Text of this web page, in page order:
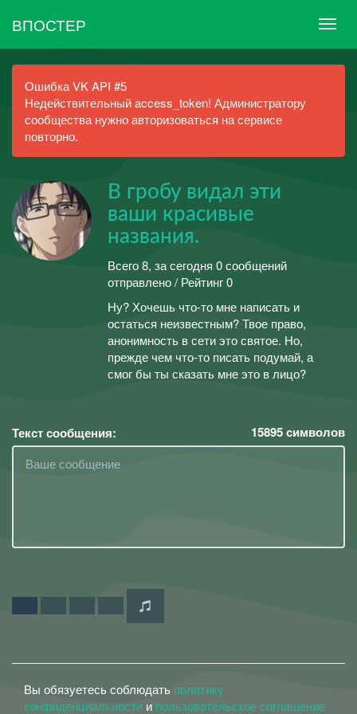
ВПОСТЕР
Ошибка VK API #5
Недействительный access_token! Администратору
сообщества нужно авторизоваться на сервисе
повторно.
В гробу видал эти
ваши красивые
названия.
Всего 8, за сегодня 0 сообщений
отправлено / Рейтинг 0
Ну? Хочешь что-то мне написать и
остаться неизвестным? Твое право,
анонимность в сети это святое. Но,
прежде чем что-то писать подумай, а
смог бы ты сказать мне это в лицо?
Текст сообщения: 15895символов
Вы обязуетесь соблюдать политику
конфиденциальности и пользовательское соглашение